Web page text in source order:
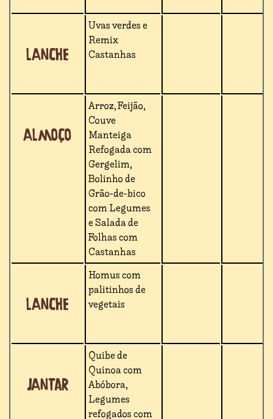
Lanche
Uvas verdes e
Remix
Castanhas
Almoço
Arroz, Feijão,
Couve
Manteiga
Refogada com
Gergelim,
Bolinho de
Grão-de-bico
com Legumes
e Salada de
Folhas com
Castanhas
Lanche
Homus com
palitinhos de
vegetais
Jantar
Quibe de
Quinoa com
Abóbora,
Legumes
refogados com